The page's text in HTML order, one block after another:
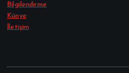
Bilgilendirme
Künye
İletişim